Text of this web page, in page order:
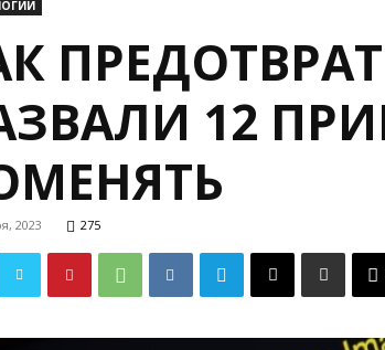
12
2023 275